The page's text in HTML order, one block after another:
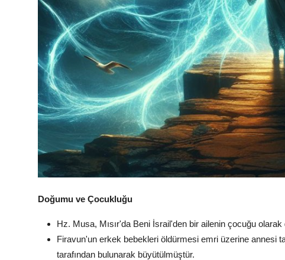
Doğumu ve Çocukluğu
Hz. Musa, Mısır'da Beni İsrail'den bir ailenin çocuğu
Firavun'un erkek bebekleri öldürmesi emri üzerine annesi
tarafından bulunarak büyütülmüştür.